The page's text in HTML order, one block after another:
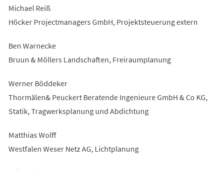
Michael Reiß
Höcker Projectmanagers GmbH, Projektsteuerung extern
Ben Warnecke
Bruun & Möllers Landschaften, Freiraumplanung
Werner Böddeker
Thormälen& Peuckert Beratende Ingenieure GmbH & Co KG,
Statik, Tragwerksplanung und Abdichtung
Matthias Wolff
Westfalen Weser Netz AG, Lichtplanung